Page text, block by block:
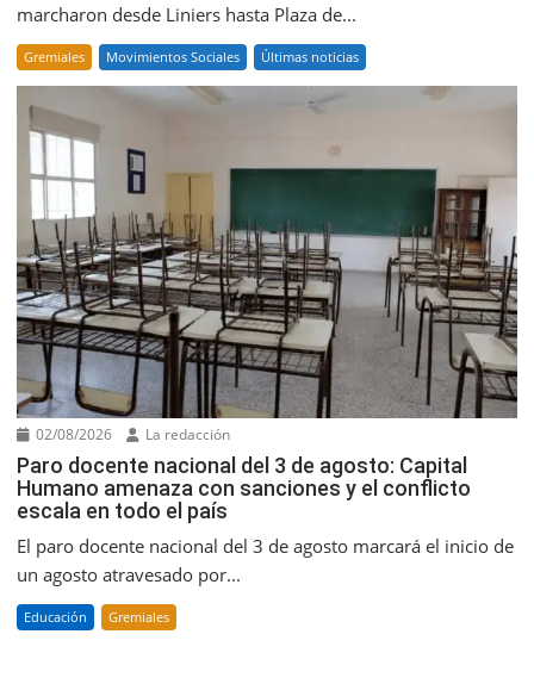
marcharon desde Liniers hasta Plaza de...
Gremiales Movimientos Sociales Últimas noticias
02/08/2026 La redacción
Paro docente nacional del 3 de agosto: Capital
Humano amenaza con sanciones y el conflicto
escala en todo el país
El paro docente nacional del 3 de agosto marcará el inicio de
un agosto atravesado por...
Educación Gremiales